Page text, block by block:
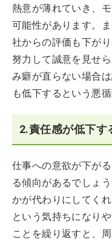
熱意が薄れていき、
可能性があります。
社からの評価も下が
努力して誠意を見せ
み癖が直らない場合
も低下するという悪
2.責任感が低下す
仕事への意欲が下が
る傾向があるでしょ
かが代わりにしてく
という気持ちになり
ことを繰り返すと、